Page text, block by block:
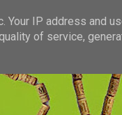
IP address and
of service,